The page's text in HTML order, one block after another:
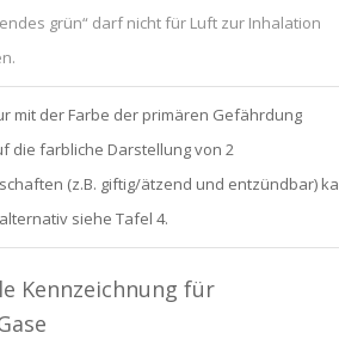
grün“ darf nicht für Luft zur Inhalation
mit der Farbe der primären Gefährdung
die farbliche Darstellung von 2
(z.B. giftig/ätzend und entzündbar)
siehe Tafel 4.
Kennzeichnung für